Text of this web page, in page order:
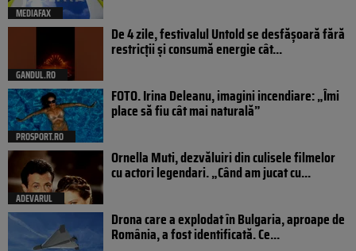
MEDIAFAX
GANDUL.RO
De 4 zile, festivalul Untold se desfășoară fără
restricții și consumă energie cât...
PROSPORT.RO
FOTO. Irina Deleanu, imagini incendiare: „Îmi
place să fiu cât mai naturală”
ADEVARUL
Ornella Muti, dezvăluiri din culisele filmelor
cu actori legendari. „Când am jucat cu...
Drona care a explodat în Bulgaria, aproape de
România, a fost identificată. Ce...